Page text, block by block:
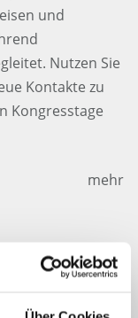
und
Nutzen Sie
Kontakte zu
Kongresstage
mehr